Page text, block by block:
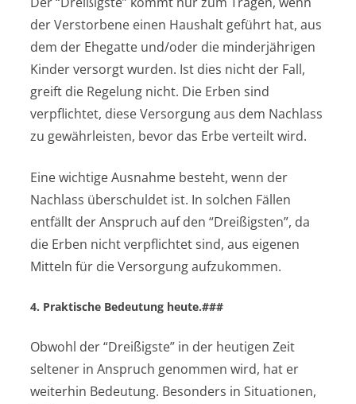
der Verstorbene einen Haushalt geführt hat, aus
dem der Ehegatte und/oder die minderjährigen
Kinder versorgt wurden. Ist dies nicht der Fall,
greift die Regelung nicht. Die Erben sind
verpflichtet, diese Versorgung aus dem Nachlass
zu gewährleisten, bevor das Erbe verteilt wird.
Eine wichtige Ausnahme besteht, wenn der
Nachlass überschuldet ist. In solchen Fällen
entfällt der Anspruch auf den “Dreißigsten”, da
die Erben nicht verpflichtet sind, aus eigenen
Mitteln für die Versorgung aufzukommen.
4. Praktische Bedeutung heute.###
Obwohl der “Dreißigste” in der heutigen Zeit
seltener in Anspruch genommen wird, hat er
weiterhin Bedeutung. Besonders in Situationen,